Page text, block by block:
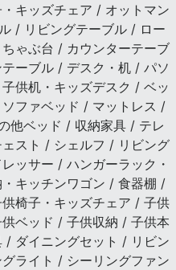
キッズチェア / オットマン
/ リビングテーブル / ロー
ゃぶ台 / カウンターテーブ
ーブル / デスク・机 / パソ
供机・キッズデスク / ベッ
ファベッド / マットレス /
他ベッド / 収納家具 / テレ
スト / シェルフ / リビング
ッサー / ハンガーラック・
キッチンワゴン / 食器棚 /
椅子・キッズチェア / 子供
ベッド / 子供収納 / 子供本
ダイニングセット / リビン
ライト / シーリングファン